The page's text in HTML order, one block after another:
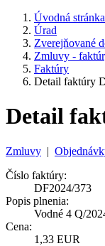
Úvodná stránka
Úrad
Zverejňované
Zmluvy -
Faktúry
Detail faktúry
Detail
Zmluvy |
Číslo faktúry:
DF2024/373
Popis plnenia:
Vodné 4 Q/
Cena:
1,33 EUR